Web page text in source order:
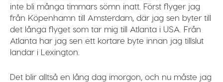
inte bli många timmars sömn inatt. Först flyger jag
från Köpenhamn till Amsterdam, där jag sen byter till
det långa flyget som tar mig till Atlanta i USA. Från
Atlanta har jag sen ett kortare byte innan jag tillslut
landar i Lexington.
Det blir alltså en lång dag imorgon, och nu måste jag